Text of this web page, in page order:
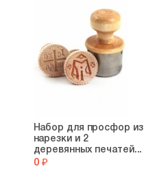
Набор для просфор из
нарезки и 2
деревянных печатей...
0 ₽